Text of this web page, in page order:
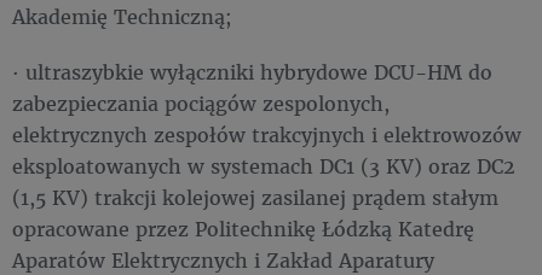
Akademię Techniczną;
· ultraszybkie wyłączniki hybrydowe DCU-HM do
zabezpieczania pociągów zespolonych,
elektrycznych zespołów trakcyjnych i elektrowozów
eksploatowanych w systemach DC1 (3 KV) oraz DC2
(1,5 KV) trakcji kolejowej zasilanej prądem stałym
opracowane przez Politechnikę Łódzką Katedrę
Aparatów Elektrycznych i Zakład Aparatury